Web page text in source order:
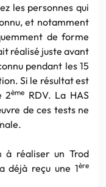
les personnes qui
et notamment
de forme
réalisé juste avant
pendant les 15
Si le résultat est
2ème RDV. La HAS
de ces tests ne
à réaliser un Trod
déjà reçu une 1ère